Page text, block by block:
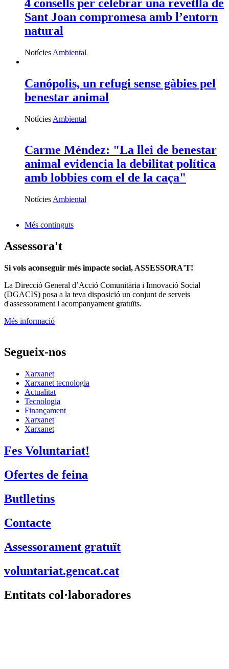
4 consells per celebrar una revetlla de
Sant Joan compromesa amb l’entorn
natural
Notícies Ambiental
Canópolis, un refugi sense gàbies pel
benestar animal
Notícies Ambiental
Carme Méndez: "La llei de benestar
animal evidencia la debilitat política
amb lobbies com el de la caça"
Notícies Ambiental
Més continguts
Assessora't
Si vols aconseguir més impacte social, ASSESSORA'T!
La Direcció General d’Acció Comunitària i Innovació Social
(DGACIS) posa a la teva disposició un conjunt de serveis
d'assessorament i acompanyament gratuïts.
Més informació
Segueix-nos
Xarxanet
Xarxanet tecnologia
Actualitat
Tecnologia
Finançament
Xarxanet
Xarxanet
Fes Voluntariat!
Ofertes de feina
Butlletins
Contacte
Assessorament gratuït
voluntariat.gencat.cat
Entitats col·laboradores